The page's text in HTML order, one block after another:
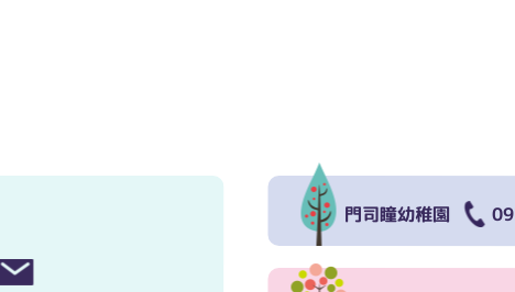
門司瞳幼稚園